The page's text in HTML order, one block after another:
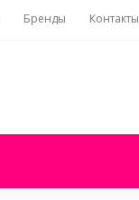
Бренды Контакты